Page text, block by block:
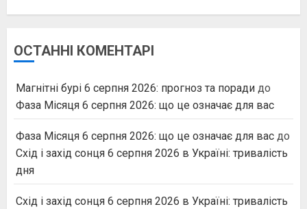
ОСТАННІ КОМЕНТАРІ
Магнітні бурі 6 серпня 2026: прогноз та поради до
Фаза Місяця 6 серпня 2026: що це означає для вас
Фаза Місяця 6 серпня 2026: що це означає для вас до
Схід і захід сонця 6 серпня 2026 в Україні: тривалість
дня
Схід і захід сонця 6 серпня 2026 в Україні: тривалість